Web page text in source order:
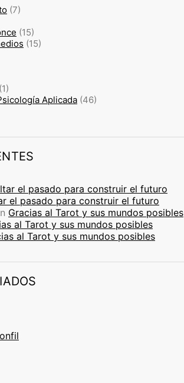
(7)
(15)
(15)
(1)
Aplicada (46)
el pasado para construir el futuro
el pasado para construir el futuro
Gracias al Tarot y sus mundos posibles
al Tarot y sus mundos posibles
al Tarot y sus mundos posibles